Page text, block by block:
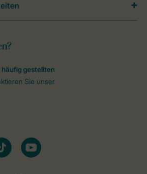
häufig gestellten
Sie unser
youtube